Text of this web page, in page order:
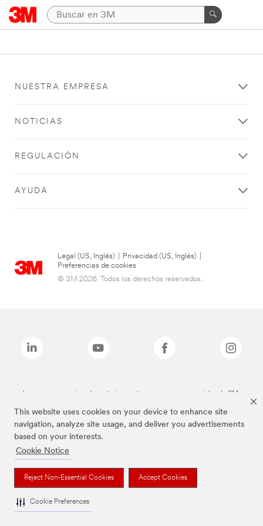
This website uses cookies on your device to enhance site
navigation, analyze site usage, and deliver you advertisements
based on your interests.
Cookie Notice
Reject Non-Essential Cookies Accept Cookies
Cookie Preferences
NUESTRA EMPRESA
NOTICIAS
REGULACIÓN
AYUDA
Legal (US, Inglés) Privacidad (US, Inglés)
Preferencias de cookies
© 3M 2026. Todos los derechos reservados..
Las marcas mencionadas anteriormente son marcas comerciales de 3M.